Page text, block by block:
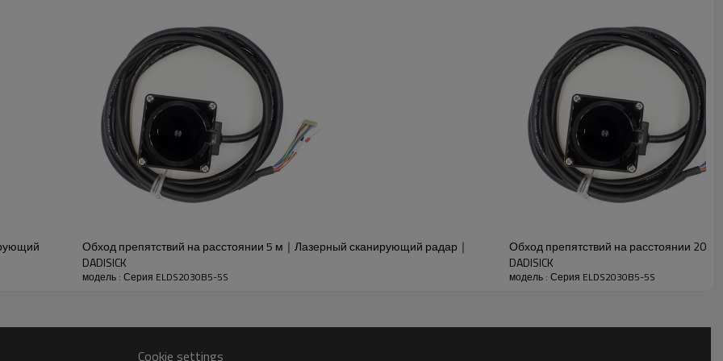
окружающей среды, генерация области
Обход препятствий на расстоянии 5 м｜Лазерный сканирующий радар｜
DADISICK
модель : Серия ELDS2030B5-5S
Обход препятствий на расстоянии 20
DADISICK
модель : Серия ELDS2030B5-5S
Cookie settings